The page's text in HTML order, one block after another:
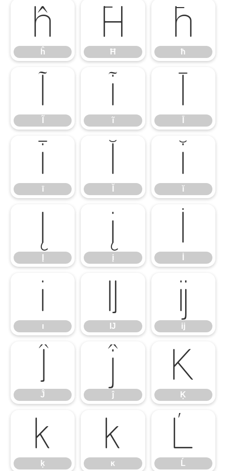
ĥ
ĥ
Ħ
Ħ
ħ
ħ
Ĩ ĩ
ĩ
Ī
ī
ī
Ĭ ĭ
ĭ
į
į
İ
ı
ı
Ĳ
Ĳ
ĳ
ĳ
Ĵ
ĵ
ĵ
Ķ
Ķ
ķ
ķ
ĸ
ĸ
Ĺ
Ĺ